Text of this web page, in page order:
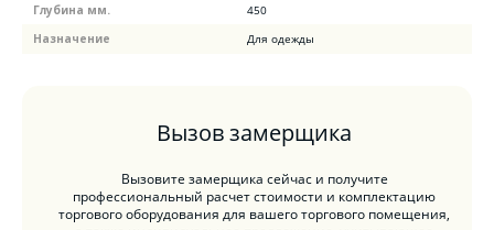
Глубина мм.
450
Назначение
Для одежды
Вызов замерщика
Вызовите замерщика сейчас и получите
профессиональный расчет стоимости и комплектацию
торгового оборудования для вашего торгового помещения,